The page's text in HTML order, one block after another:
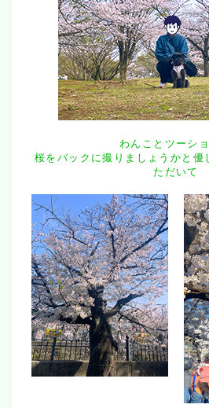
わんことツーシ
桜をバックに撮りましょうかと優
ただいて